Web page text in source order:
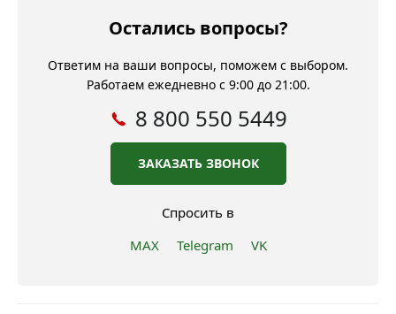
Остались вопросы?
Ответим на ваши вопросы, поможем с выбором.
Работаем ежедневно с 9:00 до 21:00.
8 800 550 5449
ЗАКАЗАТЬ ЗВОНОК
Спросить в
MAX
Telegram VK